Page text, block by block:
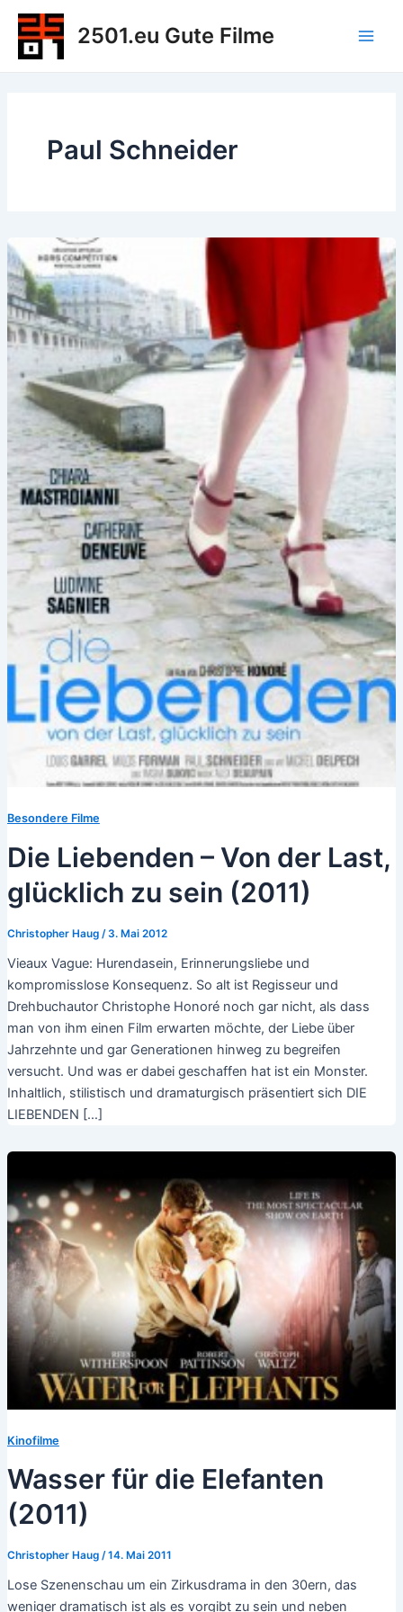
Zum
Inhalt
springen
2501.eu Gute Filme
Paul Schneider
Besondere Filme
Die Liebenden – Von der Last,
glücklich zu sein (2011)
Christopher Haug /3. Mai 2012
Vieaux Vague: Hurendasein, Erinnerungsliebe und
kompromisslose Konsequenz. So alt ist Regisseur und
Drehbuchautor Christophe Honoré noch gar nicht, als dass
man von ihm einen Film erwarten möchte, der Liebe über
Jahrzehnte und gar Generationen hinweg zu begreifen
versucht. Und was er dabei geschaffen hat ist ein Monster.
Inhaltlich, stilistisch und dramaturgisch präsentiert sich DIE
LIEBENDEN […]
Kinofilme
Wasser für die Elefanten
(2011)
Christopher Haug /14. Mai 2011
Lose Szenenschau um ein Zirkusdrama in den 30ern, das
weniger dramatisch ist als es vorgibt zu sein und neben